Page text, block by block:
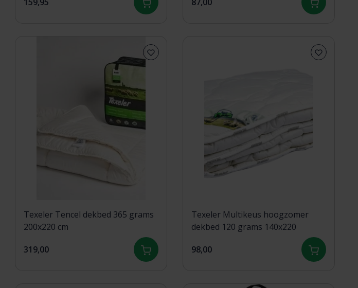
159,95
87,00
Texeler Tencel dekbed 365 grams
200x220 cm
319,00
Texeler Multikeus hoogzomer
dekbed 120 grams 140x220
98,00